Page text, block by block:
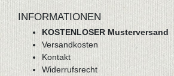
INFORMATIONEN
KOSTENLOSER Musterversand
Versandkosten
Kontakt
Widerrufsrecht